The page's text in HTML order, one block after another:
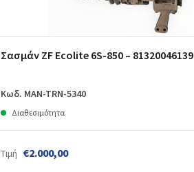
Σασμάν ZF Ecolite 6S-850 – 81320046139
Κωδ. MAN-TRN-5340
Διαθεσιμότητα
Τιμή €2.000,00